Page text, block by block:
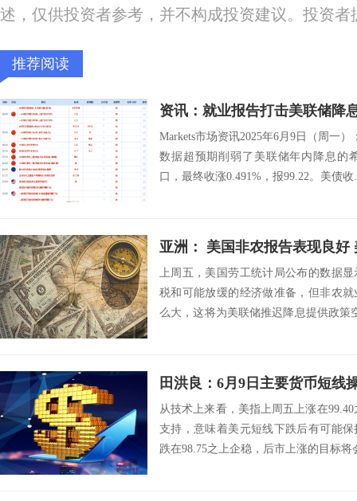
述，仅供投资者参考，并不构成投资建议。投资
推荐阅读
Markets市场资讯2025年6月9日（周一
数据超预期削弱了美联储年内降息的
口，最终收涨0.491%，报99.22。美债收
亚洲： 美国非农报告表现良好
上周五，美国劳工统计局公布的数据
税和可能放缓的经济做准备，但非农
么大，这将为美联储推迟降息提供政策
田洪良：6月9日主要货币
从技术上来看，美指上周五上涨在
支持，意味着美元短线下跌后有可能
跌在98.75之上企稳，后市上涨的目标将